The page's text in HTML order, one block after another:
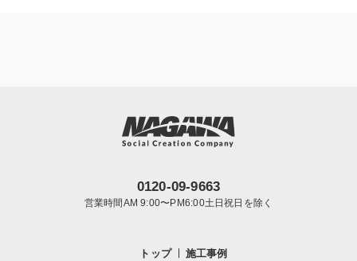
0120-09-9663
営業時間AM 9:00〜PM6:00土日祝日を除く
トップ 施工事例